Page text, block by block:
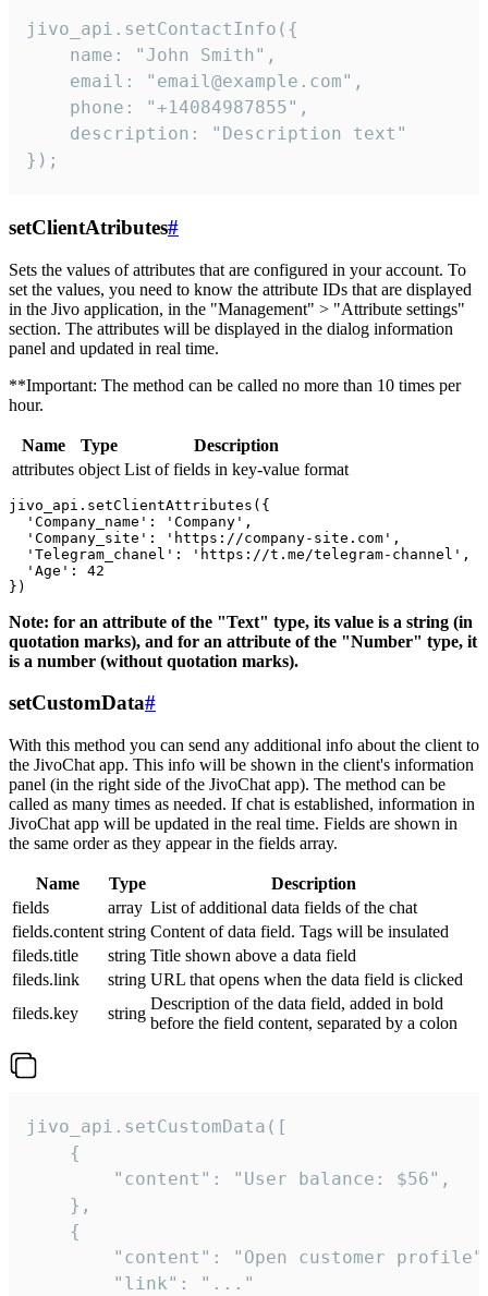
jivo_api.setContactInfo({
    name: "John Smith",
    email: "email@example.com",
    phone: "+14084987855",
    description: "Description text"
});
setClientAtributes#
Sets the values ​​of attributes that are configured in your account. To
set the values, you need to know the attribute IDs that are displayed
in the Jivo application, in the "Management" > "Attribute settings"
section. The attributes will be displayed in the dialog information
panel and updated in real time.
**Important: The method can be called no more than 10 times per
hour.
Name Type
Description
attributes object List of fields in key-value format
jivo_api.setClientAttributes({
  'Company_name': 'Company',
  'Company_site': 'https://company-site.com',
  'Telegram_chanel': 'https://t.me/telegram-channel',
  'Age': 42
Note: for an attribute of the "Text" type, its value is a string (in
quotation marks), and for an attribute of the "Number" type, it
is a number (without quotation marks).
setCustomData#
With this method you can send any additional info about the client to
the JivoChat app. This info will be shown in the client's information
panel (in the right side of the JivoChat app). The method can be
called as many times as needed. If chat is established, information in
JivoChat app will be updated in the real time. Fields are shown in
the same order as they appear in the fields array.
Name Type
Description
fields
array List of additional data fields of the chat
fields.content string Content of data field. Tags will be insulated
fileds.title
string Title shown above a data field
fileds.link
string URL that opens when the data field is clicked
fileds.key
string
Description of the data field, added in bold
before the field content, separated by a colon
jivo_api.setCustomData([
    {
        "content": "User balance: $56",
    },
    {
"content": "Open customer
        "link": "..."